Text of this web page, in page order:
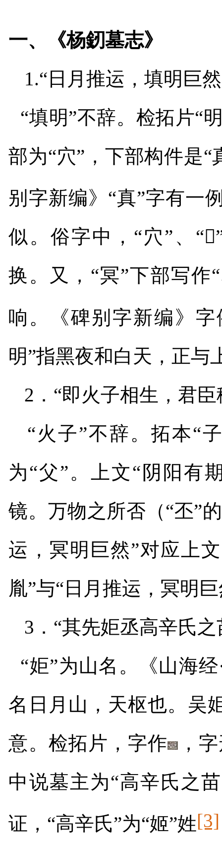
一、《杨釰墓志》
1.“日月推运，填明巨
“填明”不辞。检拓片“
部为“穴”，下部构件是
别字新编》“真”字有一
似。俗字中，“穴”、 “
换。又，“冥”下部写作
响。《碑别字新编》字
明”指黑夜和白天，正与
2 ．“即火子相生，君
“火子”不辞。拓本“
为“父”。上文“阴阳有
镜。万物之所否（“丕”
运，冥明巨然”对应上
胤”与“日月推运，冥明
3 ．“其先姖丞高辛氏
“姖”为山名。《山海
名日月山，天枢也。吴
意。检拓片，字作
，
中说墓主为“高辛氏之
证，“高辛氏”为“姬”姓[3]